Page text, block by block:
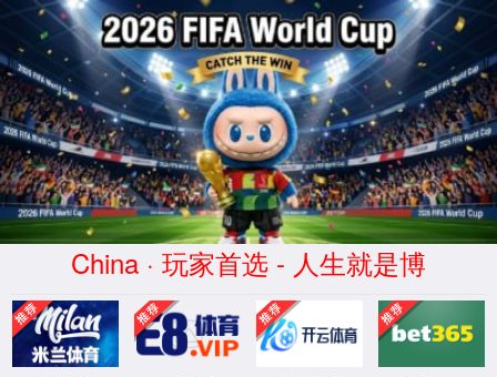
404
诶呀! 页面找不到啦。
您可以返回首页，或者访问JPress获得帮助。
XML 地图